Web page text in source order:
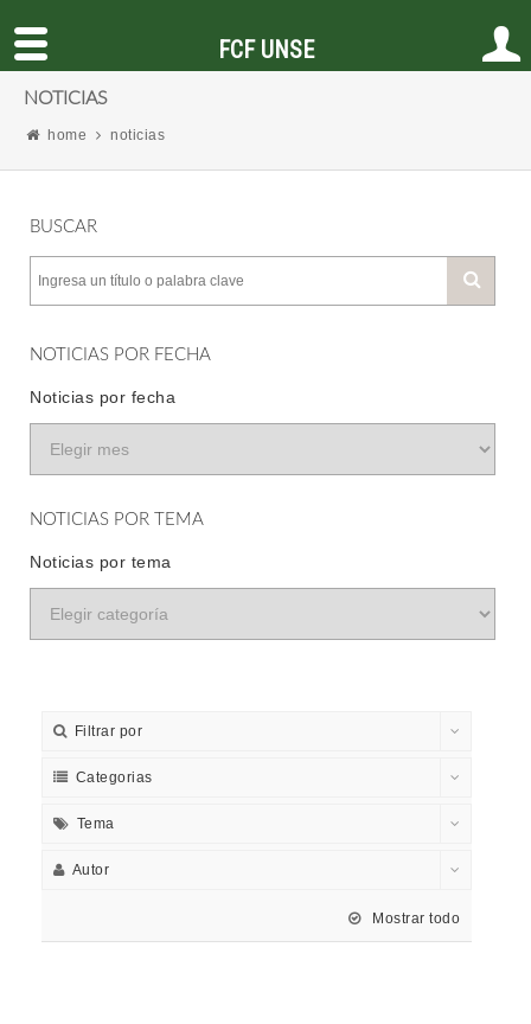
NOTICIAS
home noticias
BUSCAR
NOTICIAS POR FECHA
Noticias por fecha
NOTICIAS POR TEMA
Noticias por tema
Filtrar por
Categorias
Tema
Autor
Mostrar todo
FCF UNSE